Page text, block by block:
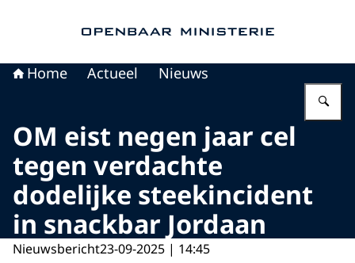
Home Actueel Nieuws
OM eist negen jaar cel
tegen verdachte
dodelijke steekincident
in snackbar Jordaan
Nieuwsbericht23-09-2025 | 14:45